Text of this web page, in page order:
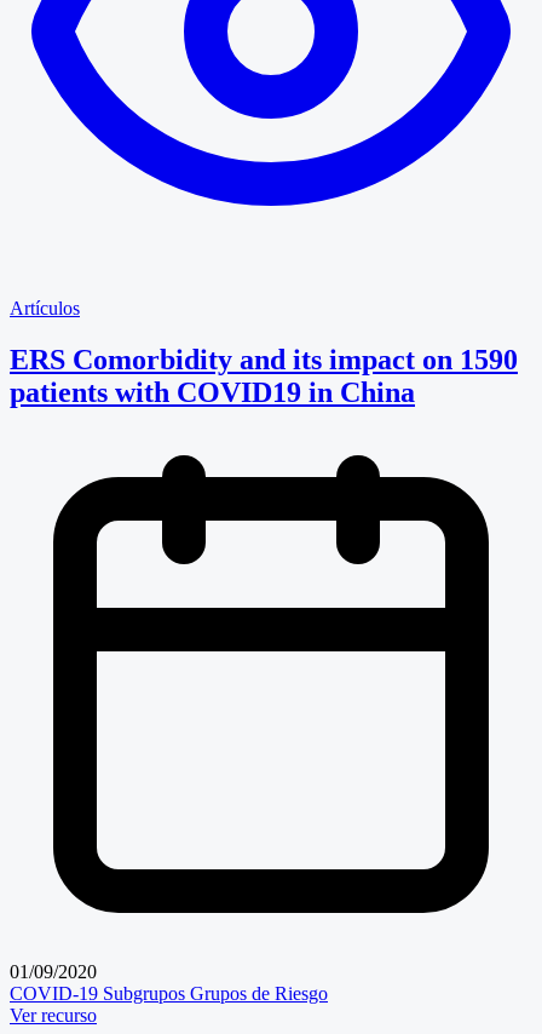
Artículos
ERS Comorbidity and its impact on 1590
patients with COVID19 in China
01/09/2020
COVID-19 Subgrupos Grupos de Riesgo
Ver recurso